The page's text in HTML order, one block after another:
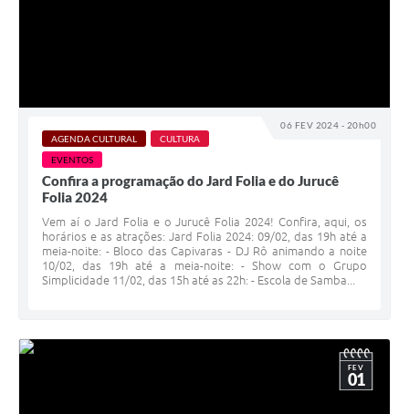
06 FEV 2024 - 20h00
AGENDA CULTURAL
CULTURA
EVENTOS
Confira a programação do Jard Folia e do Jurucê
Folia 2024
Vem aí o Jard Folia e o Jurucê Folia 2024! Confira, aqui, os
horários e as atrações: Jard Folia 2024: 09/02, das 19h até a
meia-noite: - Bloco das Capivaras - DJ Rô animando a noite
10/02, das 19h até a meia-noite: - Show com o Grupo
Simplicidade 11/02, das 15h até as 22h: - Escola de Samba...
FEV
01